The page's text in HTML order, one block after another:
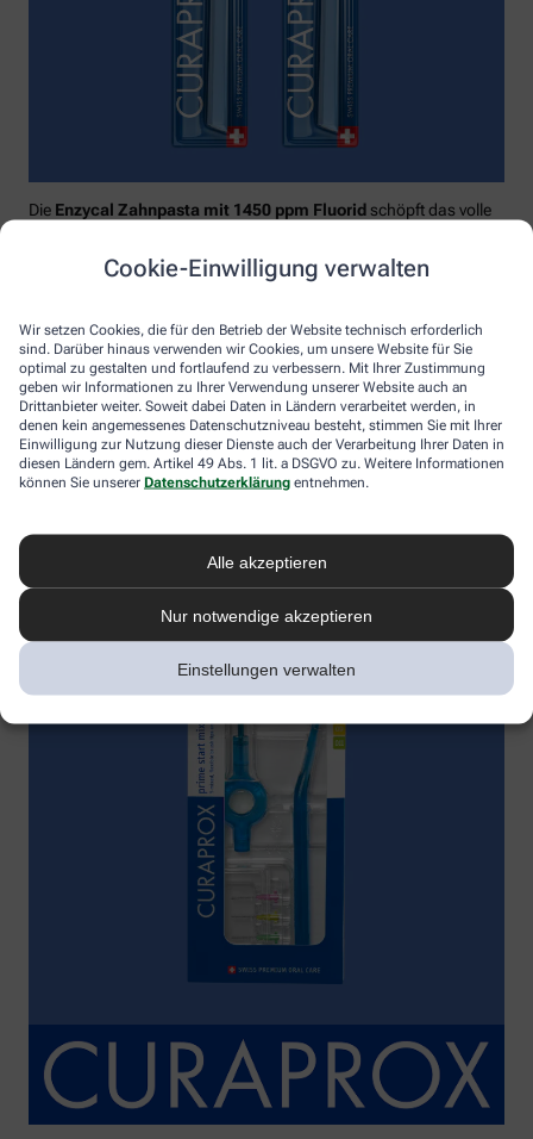
Cookie-Einwilligung verwalten
Wir setzen Cookies, die für den Betrieb der Website technisch erforderlich
sind. Darüber hinaus verwenden wir Cookies, um unsere Website für Sie
optimal zu gestalten und fortlaufend zu verbessern. Mit Ihrer Zustimmung
geben wir Informationen zu Ihrer Verwendung unserer Website auch an
Drittanbieter weiter. Soweit dabei Daten in Ländern verarbeitet werden, in
denen kein angemessenes Datenschutzniveau besteht, stimmen Sie mit Ihrer
Einwilligung zur Nutzung dieser Dienste auch der Verarbeitung Ihrer Daten in
diesen Ländern gem. Artikel 49 Abs. 1 lit. a DSGVO zu. Weitere Informationen
können Sie unserer Datenschutzerklärung entnehmen.
Alle akzeptieren
Nur notwendige akzeptieren
Einstellungen verwalten
Die Enzycal Zahnpasta mit 1450 ppm Fluorid schöpft das volle
Enzymen deine körpereigenen Abwehrkräfte.
Interdentalbürsten „prime“
reinigen den gesamten kritischen
Zahnzwischenraum effektiv und verletzungsfrei: vom
Zahnfleischrand über die konkaven Nischen bis direkt unter die
Kontaktstelle. Selbst kleinste Interdentalräume werden ohne
Verletzungsgefahr behandelt – dank Cural®, dem hauchdünnen
und extrastarken Chirurgendraht, mit dem eine einzige
Reinigungsbewegung ausreicht: einmal rein und raus. Fertig.
Das House of Mouth bündelt dieses Wissen – und macht